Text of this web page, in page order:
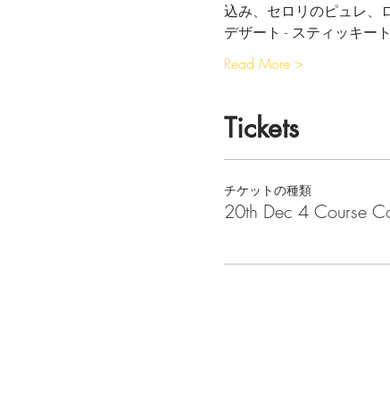
込み、セロリのピュレ、
デザート - スティッキー
Read More >
Tickets
チケットの種類
20th Dec 4 Course